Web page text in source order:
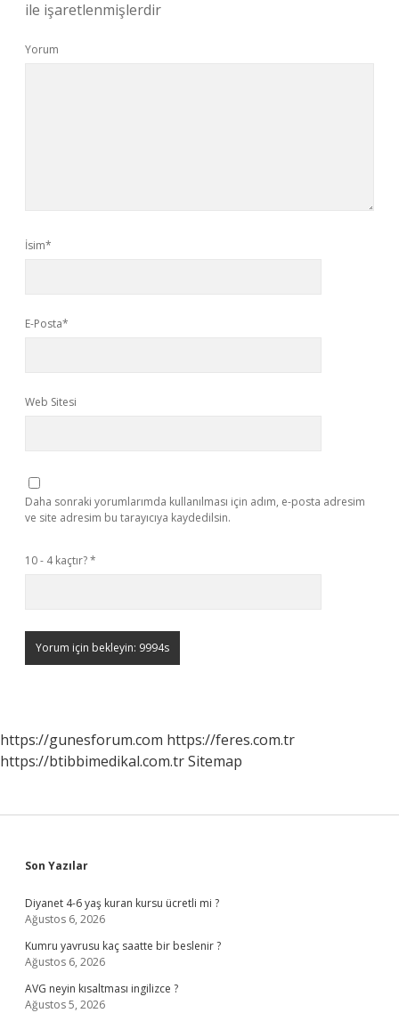
ile işaretlenmişlerdir
Yorum
İsim*
E-Posta*
Web Sitesi
Daha sonraki yorumlarımda kullanılması için adım, e-posta adresim
ve site adresim bu tarayıcıya kaydedilsin.
10 - 4 kaçtır?*
https://gunesforum.com https://feres.com.tr
https://btibbimedikal.com.trSitemap
Sidebar
Son Yazılar
Diyanet 4-6 yaş kuran kursu ücretli mi ?
Ağustos 6, 2026
Kumru yavrusu kaç saatte bir beslenir ?
Ağustos 6, 2026
AVG neyin kısaltması ingilizce ?
Ağustos 5, 2026